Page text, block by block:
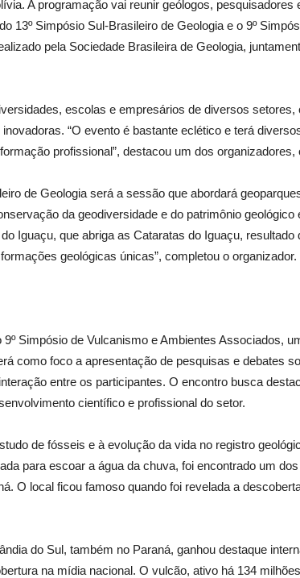
A programação vai reunir geólogos,
13º Simpósio Sul-Brasileiro de Geologia e o 9º
pela Sociedade Brasileira de Geologia,
escolas e empresários de diversos
“O evento é bastante eclético e terá
profissional”, destacou um dos
de Geologia será a sessão que abordará
da geodiversidade e do patrimônio
Iguaçu, que abriga as Cataratas do Iguaçu,
geológicas únicas”, completou o organizador.
Simpósio de Vulcanismo e Ambientes Associados,
como foco a apresentação de pesquisas e debates
entre os participantes. O encontro busca
científico e profissional do setor.
de fósseis e à evolução da vida no registro
para escoar a água da chuva, foi encontrado um
O local ficou famoso quando foi revelada a
do Sul, também no Paraná, ganhou destaque
na mídia nacional. O vulcão, ativo há 134